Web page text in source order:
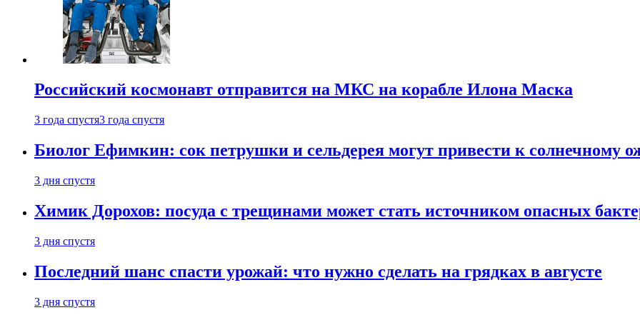
Российский космонавт отправится на МКС на корабле Илона Маска
3 года спустя3 года спустя
Биолог Ефимкин: сок петрушки и сельдерея могут привести к солнечному
3 дня спустя
Химик Дорохов: посуда с трещинами может стать источником опасных
3 дня спустя
Последний шанс спасти урожай: что нужно сделать на грядках в августе
3 дня спустя